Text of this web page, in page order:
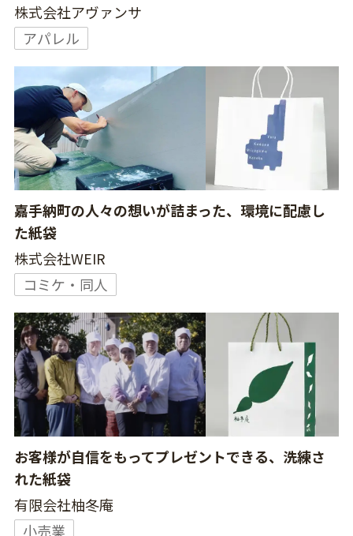
株式会社アヴァンサ
アパレル
嘉手納町の人々の想いが詰まった、環境に配慮し
た紙袋
株式会社WEIR
コミケ・同人
お客様が自信をもってプレゼントできる、洗練さ
れた紙袋
有限会社柚冬庵
小売業